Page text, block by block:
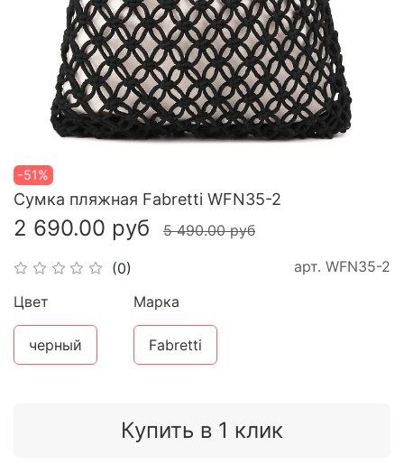
-51%
(0) арт. WFN35-2
Сумка пляжная Fabretti WFN35-2
2 690.00 руб 5 490.00 руб
Купить в 1 клик
Цвет
черный
Марка
Fabretti